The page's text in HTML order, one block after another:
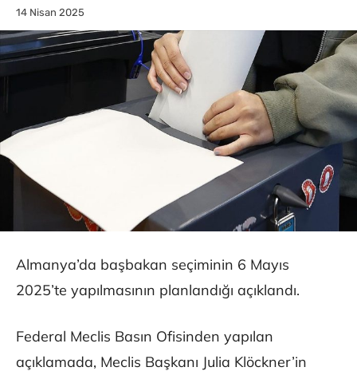
14 Nisan 2025
Almanya’da başbakan seçiminin 6 Mayıs
2025’te yapılmasının planlandığı açıklandı.
Federal Meclis Basın Ofisinden yapılan
açıklamada, Meclis Başkanı Julia Klöckner’in